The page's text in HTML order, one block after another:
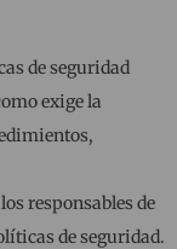
de seguridad
exige la
responsables de
de seguridad.